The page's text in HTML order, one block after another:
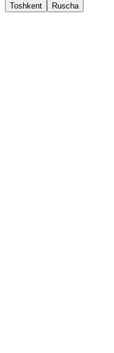
Toshkent Ruscha